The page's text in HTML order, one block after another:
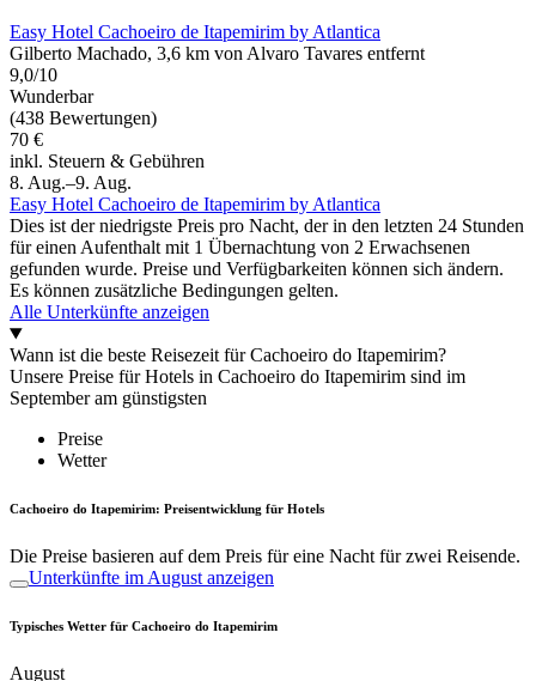
Easy Hotel Cachoeiro de Itapemirim by Atlantica
Gilberto Machado, 3,6 km von Alvaro Tavares entfernt
9,0/10
Wunderbar
(438 Bewertungen)
70 €
inkl. Steuern & Gebühren
8. Aug.–9. Aug.
Easy Hotel Cachoeiro de Itapemirim by Atlantica
Dies ist der niedrigste Preis pro Nacht, der in den letzten 24 Stunden
für einen Aufenthalt mit 1 Übernachtung von 2 Erwachsenen
gefunden wurde. Preise und Verfügbarkeiten können sich ändern.
Es können zusätzliche Bedingungen gelten.
Alle Unterkünfte anzeigen
Wann ist die beste Reisezeit für Cachoeiro do Itapemirim?
Unsere Preise für Hotels in Cachoeiro do Itapemirim sind im
September am günstigsten
Preise
Wetter
Cachoeiro do Itapemirim: Preisentwicklung für Hotels
Die Preise basieren auf dem Preis für eine Nacht für zwei Reisende.
Unterkünfte im August anzeigen
Typisches Wetter für Cachoeiro do Itapemirim
August